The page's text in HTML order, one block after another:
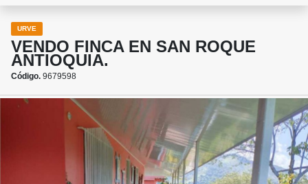
URVE
VENDO FINCA EN SAN ROQUE
ANTIOQUIA.
Código. 9679598